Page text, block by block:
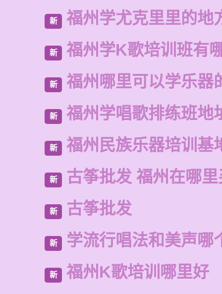
新 福州学尤克里里的地
新 福州学K歌培训班有
新 福州哪里可以学乐器
新 福州学唱歌排练班地
新 福州民族乐器培训基
新 古筝批发 福州在哪
新 古筝批发
新 学流行唱法和美声哪
新 福州K歌培训哪里好